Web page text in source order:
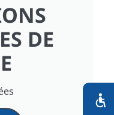
DE